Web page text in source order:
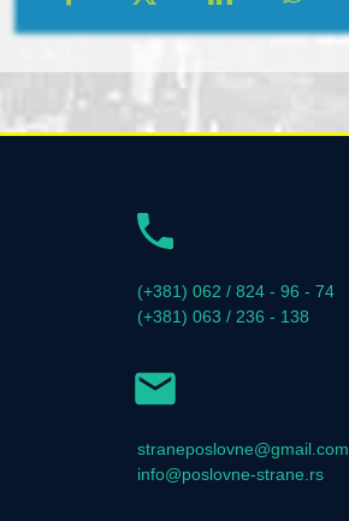
(+381) 062 / 824 - 96 - 74
(+381) 063 / 236 - 138
straneposlovne@gmail.com
info@poslovne-strane.rs